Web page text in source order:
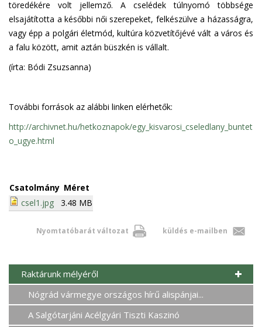
töredékére volt jellemző. A cselédek túlnyomó többsége
elsajátította a későbbi női szerepeket, felkészülve a házasságra,
vagy épp a polgári életmód, kultúra közvetítőjévé vált a város és
a falu között, amit aztán büszkén is vállalt.
(írta: Bódi Zsuzsanna)
További források az alábbi linken elérhetők:
http://archivnet.hu/hetkoznapok/egy_kisvarosi_cseledlany_buntet
o_ugye.html
Csatolmány Méret
csel1.jpg
3.48 MB
Nyomtatóbarát változat küldés e-mailben
Raktárunk mélyéről
Nógrád vármegye országos hírű alispánjai...
A Salgótarjáni Acélgyári Tiszti Kaszinó